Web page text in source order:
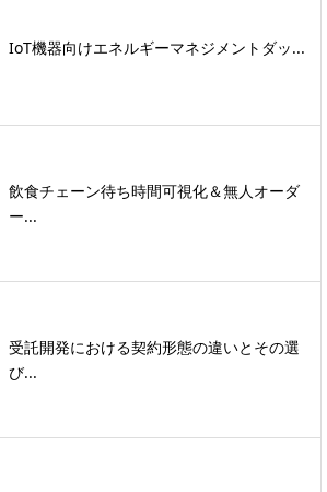
IoT機器向けエネルギーマネジメントダッ...
飲食チェーン待ち時間可視化＆無人オーダ
ー...
受託開発における契約形態の違いとその選
び...